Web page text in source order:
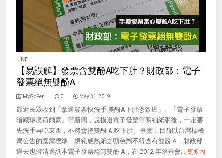
LINE
【易誤解】發票含雙酚A吃下肚？財政部：電子
發票絕無雙酚A
MyGoPen 0 May 31, 2019
最近民眾收到「拿過發票快洗手 雙酚A下肚恐致癌」、「電子發票
暗藏環境荷爾蒙」等新聞，說摸過電子發票等明細紙張後，一定要
先洗手再吃東西，不然會把雙酚 A 吃下肚。事實上目前以台灣標檢
局公告的國家標準，規範感熱紙之顯色劑不得含有雙酚 A，財政部
過去也澄清過紙本電子發票絕無雙酚 A，在 2012 年消基會... 更多內